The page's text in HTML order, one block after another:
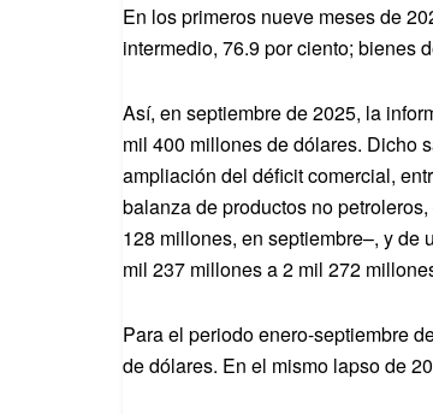
En los primeros nueve meses de
intermedio, 76.9 por ciento; bienes
Así, en septiembre de 2025, la
mil 400 millones de dólares. Dicho
ampliación del déficit comercial,
balanza de productos no
128 millones, en septiembre–, y de
mil 237 millones a 2 mil 272
Para el periodo enero-septiembre
de dólares. En el mismo lapso de